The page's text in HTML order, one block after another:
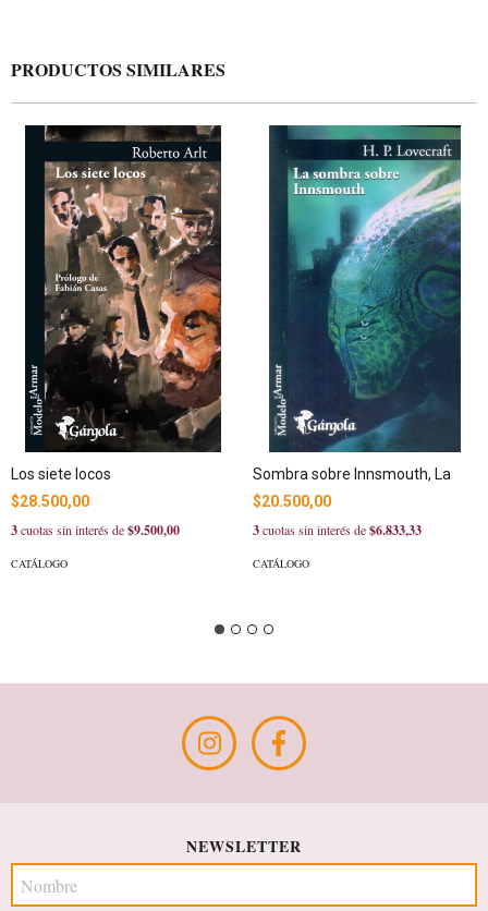
PRODUCTOS SIMILARES
Los siete locos
$28.500,00
3cuotas sin interés de$9.500,00
CATÁLOGO
Sombra sobre Innsmouth, La
$20.500,00
3cuotas sin interés de$6.833,33
CATÁLOGO
NEWSLETTER